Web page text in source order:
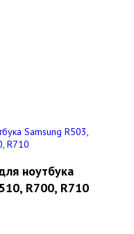
ноутбука
R700, R710